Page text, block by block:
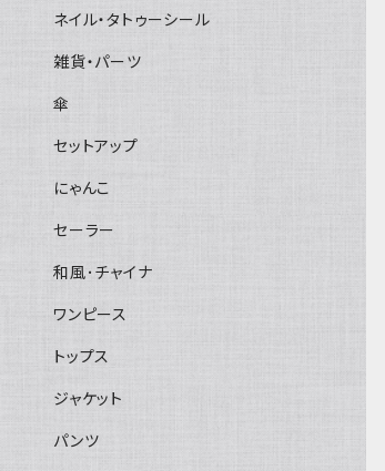
ネイル・タトゥーシール
雑貨・パーツ
傘
セットアップ
にゃんこ
セーラー
和風･チャイナ
ワンピース
トップス
ジャケット
パンツ